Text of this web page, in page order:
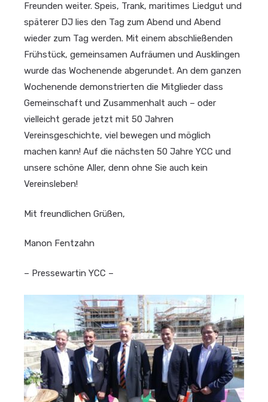
Freunden weiter. Speis, Trank, maritimes Liedgut und
späterer DJ lies den Tag zum Abend und Abend
wieder zum Tag werden. Mit einem abschließenden
Frühstück, gemeinsamen Aufräumen und Ausklingen
wurde das Wochenende abgerundet. An dem ganzen
Wochenende demonstrierten die Mitglieder dass
Gemeinschaft und Zusammenhalt auch – oder
vielleicht gerade jetzt mit 50 Jahren
Vereinsgeschichte, viel bewegen und möglich
machen kann! Auf die nächsten 50 Jahre YCC und
unsere schöne Aller, denn ohne Sie auch kein
Vereinsleben!
Mit freundlichen Grüßen,
Manon Fentzahn
– Pressewartin YCC –